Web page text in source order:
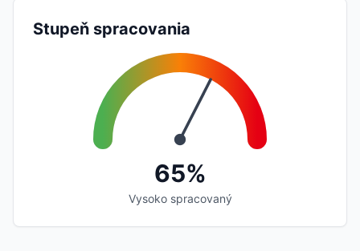
Stupeň spracovania
65%
Vysoko spracovaný